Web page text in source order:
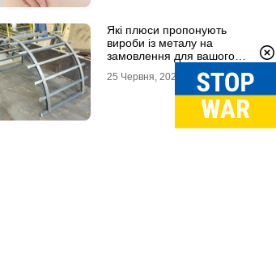
Які плюси пропонують
вироби із металу на
замовлення для вашого
25 Червня, 2026